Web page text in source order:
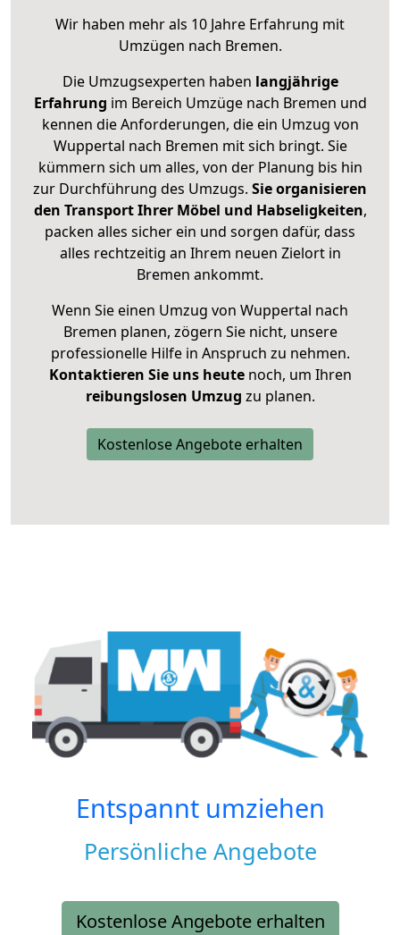
Wir haben mehr als 10 Jahre Erfahrung mit
Umzügen nach Bremen.
Die Umzugsexperten haben langjährige
Erfahrung im Bereich Umzüge nach Bremen und
kennen die Anforderungen, die ein Umzug von
Wuppertal nach Bremen mit sich bringt. Sie
kümmern sich um alles, von der Planung bis hin
zur Durchführung des Umzugs. Sie organisieren
den Transport Ihrer Möbel und Habseligkeiten,
packen alles sicher ein und sorgen dafür, dass
alles rechtzeitig an Ihrem neuen Zielort in
Bremen ankommt.
Wenn Sie einen Umzug von Wuppertal nach
Bremen planen, zögern Sie nicht, unsere
professionelle Hilfe in Anspruch zu nehmen.
Kontaktieren Sie uns heutenoch, um Ihren
reibungslosen Umzug zu planen.
Kostenlose Angebote erhalten
Entspannt umziehen
Persönliche Angebote
Kostenlose Angebote erhalten